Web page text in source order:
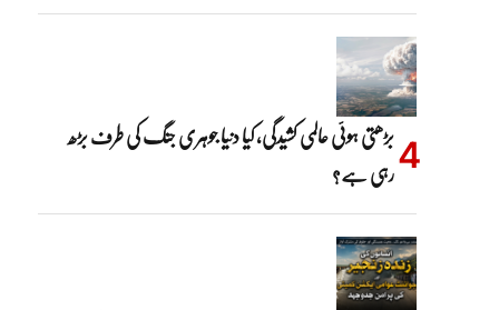
بڑھتی ہوئی عالمی کشیدگی، کیا دنیا جوہری جنگ کی طرف بڑھ
رہی ہے؟